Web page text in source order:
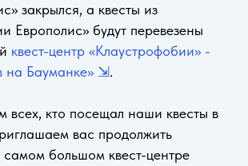
закрылся, а квесты из
Европолис» будут перевезены
квест-центр «Клаустрофобии» -
на Бауманке» ⇲.
всех, кто посещал наши квесты в
вас продолжить
большом квест-центре